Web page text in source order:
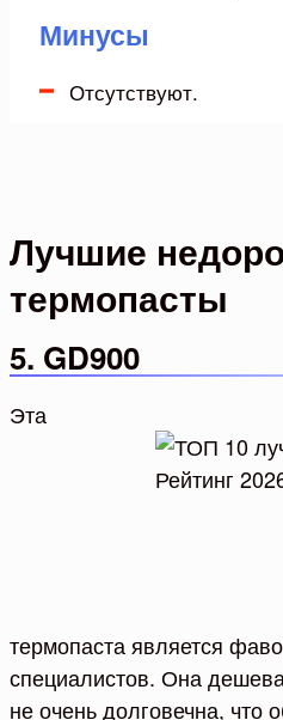
Минусы
Отсутствуют.
Лучшие
термопасты
5. GD900
Эта
термопаста является
специалистов. Она
не очень долговечна, что